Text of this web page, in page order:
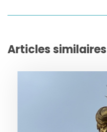
Articles similaires